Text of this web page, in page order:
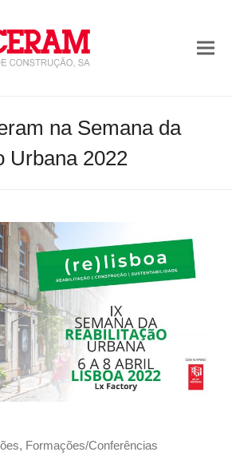
na Semana da
Urbana 2022
, Formações/Conferências